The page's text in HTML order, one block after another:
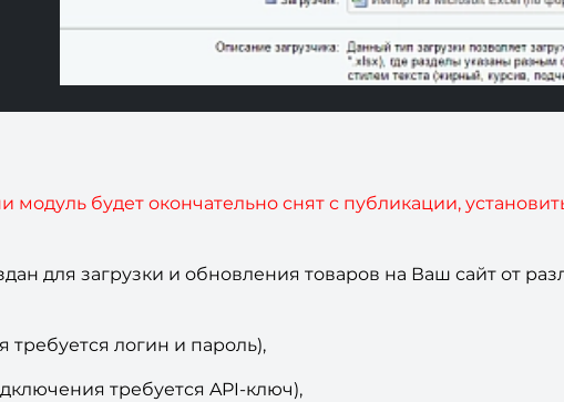
модуль будет окончательно снят с публикации,
для загрузки и обновления товаров на Ваш сайт от
требуется логин и пароль),
требуется API-ключ),